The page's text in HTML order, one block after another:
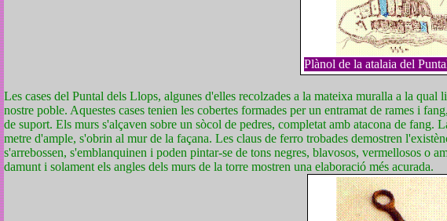
Plànol de la atalaia del
Les cases del Puntal dels Llops, algunes d'elles recolzades a la mateixa muralla a la
nostre poble. Aquestes cases tenien les cobertes formades per un entramat de rames i
de suport. Els murs s'alçaven sobre un sòcol de pedres, completat amb atacona de fang.
metre d'ample, s'obrin al mur de la façana. Les claus de ferro trobades demostren
s'arrebossen, s'emblanquinen i poden pintar-se de tons negres, blavosos, vermellosos o
damunt i solament els angles dels murs de la torre mostren una elaboració més acurada.